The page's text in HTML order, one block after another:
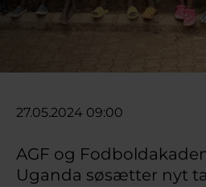
27.05.2024 09:00
AGF og
Uganda søsætter nyt